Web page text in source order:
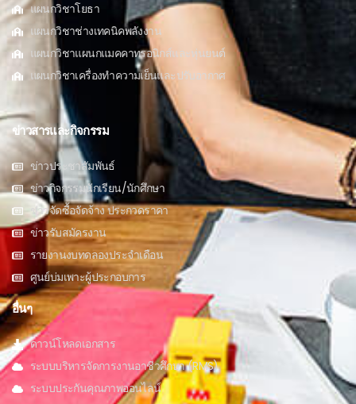
แผนกวิชาโยธา
แผนกวิชาช่างเทคนิคพลังงาน
แผนกวิชาแผนกแมคคาทรอนิกส์และหุ่นยนต์
แผนกวิชาเครื่องทำความเย็นและปรับอากาศ
ข่าวสารและกิจกรรม
ข่าวประชาสัมพันธ์
ข่าวกิจกรรมนักเรียน/นักศึกษา
ข่าวจัดซื้อจัดจ้าง ประกวดราคา
ข่าวรับสมัครงาน
รายงานงบทดลองประจำเดือน
ศูนย์บ่มเพาะผู้ประกอบการ
อื่นๆ
ดาวน์โหลดเอกสาร
ระบบบริหารจัดการงานอาชีวศึกษา (RMS)
ระบบประกันคุณภาพออนไลน์